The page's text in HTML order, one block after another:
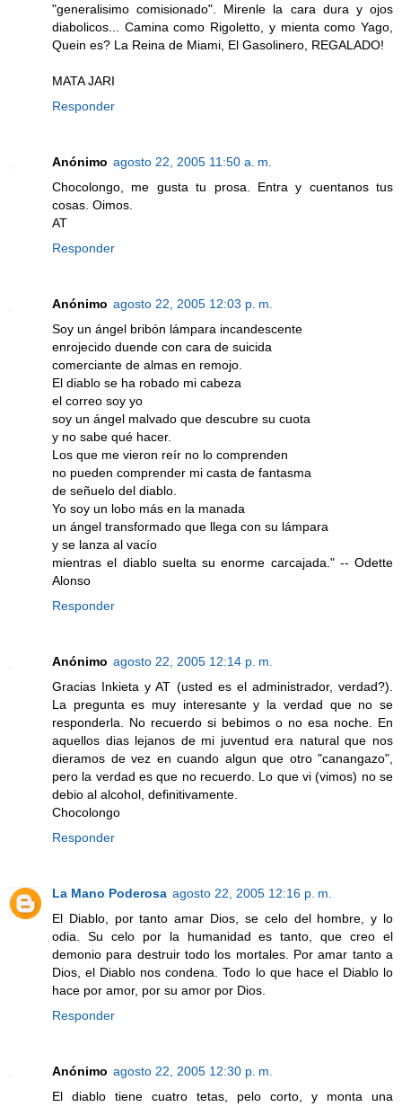
"generalisimo comisionado". Mirenle la cara dura y ojos
diabolicos... Camina como Rigoletto, y mienta como Yago,
Quein es? La Reina de Miami, El Gasolinero, REGALADO!
MATA JARI
Responder
Anónimo agosto 22, 2005 11:50 a. m.
Chocolongo, me gusta tu prosa. Entra y cuentanos tus
cosas. Oimos.
AT
Responder
Anónimo agosto 22, 2005 12:03 p. m.
Soy un ángel bribón lámpara incandescente
enrojecido duende con cara de suicida
comerciante de almas en remojo.
El diablo se ha robado mi cabeza
el correo soy yo
soy un ángel malvado que descubre su cuota
y no sabe qué hacer.
Los que me vieron reír no lo comprenden
no pueden comprender mi casta de fantasma
de señuelo del diablo.
Yo soy un lobo más en la manada
un ángel transformado que llega con su lámpara
y se lanza al vacío
mientras el diablo suelta su enorme carcajada." -- Odette
Alonso
Responder
Anónimo agosto 22, 2005 12:14 p. m.
Gracias Inkieta y AT (usted es el administrador, verdad?).
La pregunta es muy interesante y la verdad que no se
responderla. No recuerdo si bebimos o no esa noche. En
aquellos dias lejanos de mi juventud era natural que nos
dieramos de vez en cuando algun que otro "canangazo",
pero la verdad es que no recuerdo. Lo que vi (vimos) no se
debio al alcohol, definitivamente.
Chocolongo
Responder
La Mano Poderosa agosto 22, 2005 12:16 p. m.
El Diablo, por tanto amar Dios, se celo del hombre, y lo
odia. Su celo por la humanidad es tanto, que creo el
demonio para destruir todo los mortales. Por amar tanto a
Dios, el Diablo nos condena. Todo lo que hace el Diablo lo
hace por amor, por su amor por Dios.
Responder
Anónimo agosto 22, 2005 12:30 p. m.
El diablo tiene cuatro tetas, pelo corto, y monta una